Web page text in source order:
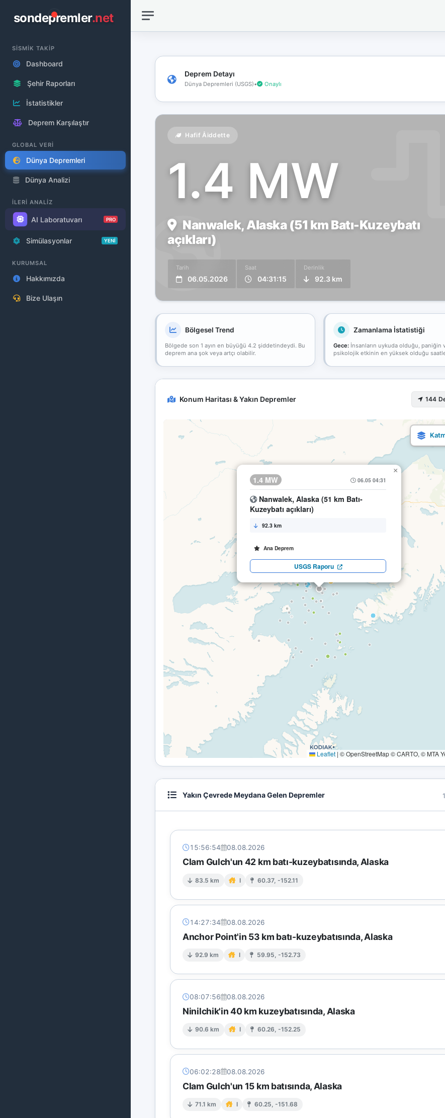
sondepremler.net
SİSMİK TAKİP
Dashboard
Şehir Raporları
İstatistikler
Deprem Karşılaştır
GLOBAL VERİ
Dünya Depremleri
Dünya Analizi
İLERİ ANALİZ
AI Laboratuvarı PRO
Simülasyonlar YENİ
KURUMSAL
Hakkımızda
Bize Ulaşın
Deprem Detayı
Dünya Depremleri (USGS)• Onaylı
Hafif Åiddette
1.4 MW
Nanwalek, Alaska (51 km Batı-Kuzeybatı
açıkları)
Tarih
06.05.2026
Saat
04:31:15
Derinlik
92.3 km
Bölgesel Trend
Bölgede son 1 ayın en büyüğü 4.2 şiddetindeydi. Bu
deprem ana şok veya artçı olabilir.
Zamanlama İstatistiği
Gece:İnsanların uykuda olduğu, paniğin
psikolojik etkinin en yüksek olduğu
Konum Haritası & Yakın Depremler 144
1.4 MW 06.05 04:31
Nanwalek, Alaska (51 km Batı-
Kuzeybatı açıkları)
92.3 km
Ana Deprem
USGS Raporu
×
Leaflet | © OpenStreetMap © CARTO, © MTA
Yakın Çevrede Meydana Gelen Depremler
15:56:54 08.08.2026
Clam Gulch'un 42 km batı-kuzeybatısında, Alaska
83.5 km I 60.37, -152.11
14:27:34 08.08.2026
Anchor Point'in 53 km batı-kuzeybatısında, Alaska
92.9 km I 59.95, -152.73
08:07:56 08.08.2026
Ninilchik'in 40 km kuzeybatısında, Alaska
90.6 km I 60.26, -152.25
06:02:28 08.08.2026
Clam Gulch'un 15 km batısında, Alaska
71.1 km I 60.25, -151.68
bağlantınız